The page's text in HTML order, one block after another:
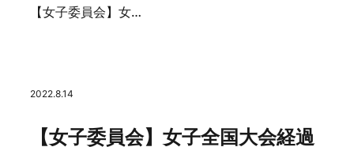
【女子委員会】女子全国大会経過
2022.8.14
【女子委員会】女子全国大会経過